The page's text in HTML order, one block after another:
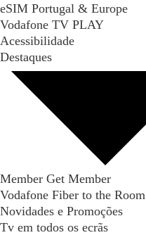
eSIM Portugal & Europe
Vodafone TV PLAY
Acessibilidade
Destaques
Member Get Member
Vodafone Fiber to the Room
Novidades e Promoções
Tv em todos os ecrãs